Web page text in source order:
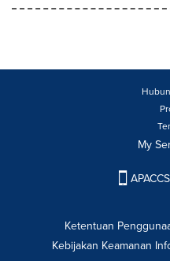
My
Ketentuan
Kebijakan Keamanan